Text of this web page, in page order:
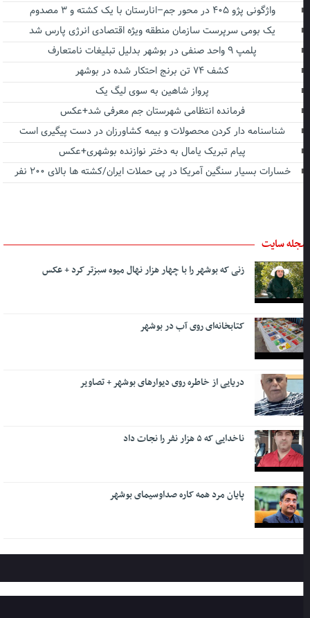
واژگونی پژو ۴۰۵ در محور جم–انارستان با یک کشته و ۳ مصدوم
یک بومی سرپرست سازمان منطقه ویژه اقتصادی انرژی پارس شد
پلمپ ۹ واحد صنفی در بوشهر بدلیل تبلیغات نامتعارف
کشف ۷۴ تن برنج احتکار شده در بوشهر
پرواز شاهین به سوی لیگ یک
فرمانده انتظامی شهرستان جم معرفی شد+عکس
شناسنامه دار کردن محصولات و بیمه کشاورزان در دست پیگیری است
پیام تبریک یامال به دختر نوازنده بوشهری+عکس
خسارات بسیار سنگین آمریکا در پی حملات ایران/کشته ها بالای ۲۰۰ نفر
سایت
زنی که بوشهر را با چهار هزار نهال میوه سبزتر کرد + عکس
کتابخانه‌ای روی آب در بوشهر
دریایی از خاطره روی دیوارهای بوشهر + تصاویر
ناخدایی که ۵ هزار نفر را نجات داد
پایان مرد همه کاره صداوسیمای بوشهر